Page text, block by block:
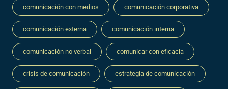
comunicación con medios comunicación corporativa
comunicación externa comunicación interna
comunicación no verbal comunicar con eficacia
crisis de comunicación estrategia de comunicación